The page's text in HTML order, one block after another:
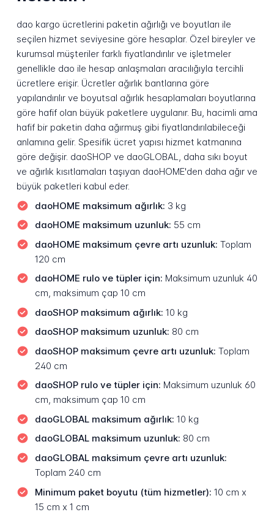
dao kargo ücretlerini paketin ağırlığı ve boyutları ile
seçilen hizmet seviyesine göre hesaplar. Özel bireyler ve
kurumsal müşteriler farklı fiyatlandırılır ve işletmeler
genellikle dao ile hesap anlaşmaları aracılığıyla tercihli
ücretlere erişir. Ücretler ağırlık bantlarına göre
yapılandırılır ve boyutsal ağırlık hesaplamaları boyutlarına
göre hafif olan büyük paketlere uygulanır. Bu, hacimli ama
hafif bir paketin daha ağırmuş gibi fiyatlandırılabileceği
anlamına gelir. Spesifik ücret yapısı hizmet katmanına
göre değişir. daoSHOP ve daoGLOBAL, daha sıkı boyut
ve ağırlık kısıtlamaları taşıyan daoHOME'den daha ağır ve
büyük paketleri kabul eder.
daoHOME maksimum ağırlık: 3 kg
daoHOME maksimum uzunluk: 55 cm
daoHOME maksimum çevre artı uzunluk: Toplam
120 cm
daoHOME rulo ve tüpler için: Maksimum uzunluk 40
cm, maksimum çap 10 cm
daoSHOP maksimum ağırlık: 10 kg
daoSHOP maksimum uzunluk: 80 cm
daoSHOP maksimum çevre artı uzunluk: Toplam
240 cm
daoSHOP rulo ve tüpler için: Maksimum uzunluk 60
cm, maksimum çap 10 cm
daoGLOBAL maksimum ağırlık: 10 kg
daoGLOBAL maksimum uzunluk: 80 cm
daoGLOBAL maksimum çevre artı uzunluk:
Toplam 240 cm
Minimum paket boyutu (tüm hizmetler): 10 cm x
15 cm x 1 cm